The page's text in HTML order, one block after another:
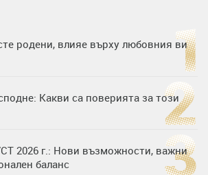
родени, влияе върху любовния ви
Какви са поверията за този
2026 г.: Нови възможности, важни
баланс